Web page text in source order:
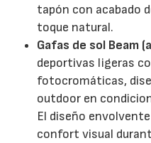
tapón con acabado
toque natural.
Gafas de sol Beam
deportivas ligeras
fotocromáticas,
outdoor en
El diseño
confort visual